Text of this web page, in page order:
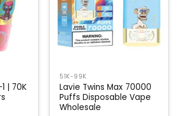
| 70K
51K-99K
Lavie Twins Max 70000
Puffs Disposable Vape
Wholesale